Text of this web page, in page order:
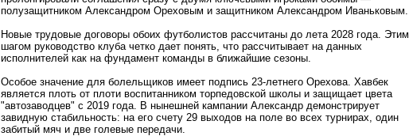
полузащитником Александром Ореховым и защитником Александром Иваньковым.
Новые трудовые договоры обоих футболистов рассчитаны до лета 2028 года. Этим
шагом руководство клуба четко дает понять, что рассчитывает на данных
исполнителей как на фундамент команды в ближайшие сезоны.
Особое значение для болельщиков имеет подпись 23-летнего Орехова. Хавбек
является плоть от плоти воспитанником торпедовской школы и защищает цвета
"автозаводцев" с 2019 года. В нынешней кампании Александр демонстрирует
завидную стабильность: на его счету 29 выходов на поле во всех турнирах, один
забитый мяч и две голевые передачи.